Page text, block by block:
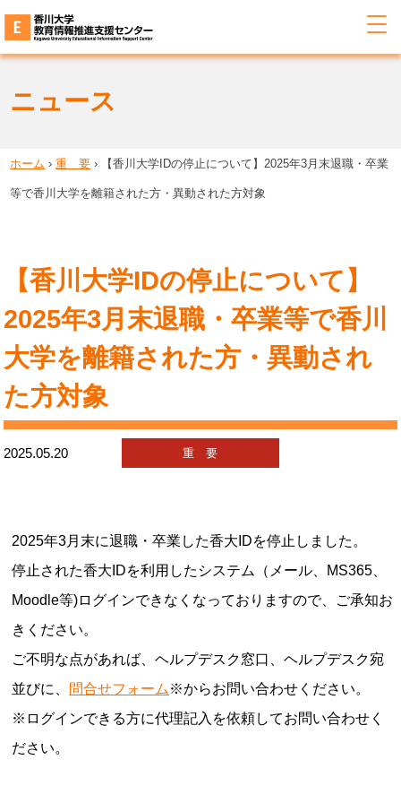
ニュース
ホーム › 重 要 › 【香川大学IDの停止について】2025年3月末退職・卒業
等で香川大学を離籍された方・異動された方対象
【香川大学IDの停止について】
2025年3月末退職・卒業等で香川
大学を離籍された方・異動され
た方対象
2025.05.20 重 要
2025年3月末に退職・卒業した香大IDを停止しました。
停止された香大IDを利用したシステム（メール、MS365、
Moodle等)ログインできなくなっておりますので、ご承知お
きください。
ご不明な点があれば、ヘルプデスク窓口、ヘルプデスク宛
並びに、
問合せフォーム ※からお問い合わせください。
※ログインできる方に代理記入を依頼してお問い合わせく
ださい。